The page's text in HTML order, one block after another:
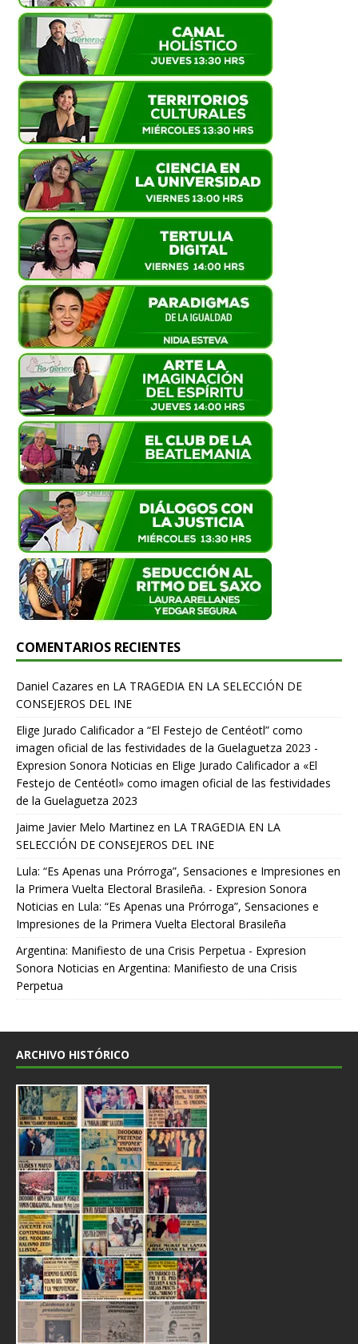
COMENTARIOS RECIENTES
Daniel Cazares en LA TRAGEDIA EN LA SELECCIÓN DE
CONSEJEROS DEL INE
Elige Jurado Calificador a “El Festejo de Centéotl” como
imagen oficial de las festividades de la Guelaguetza 2023 -
Expresion Sonora Noticias en Elige Jurado Calificador a «El
Festejo de Centéotl» como imagen oficial de las festividades
de la Guelaguetza 2023
Jaime Javier Melo Martinez en LA TRAGEDIA EN LA
SELECCIÓN DE CONSEJEROS DEL INE
Lula: “Es Apenas una Prórroga”, Sensaciones e Impresiones en
la Primera Vuelta Electoral Brasileña. - Expresion Sonora
Noticias en Lula: “Es Apenas una Prórroga”, Sensaciones e
Impresiones de la Primera Vuelta Electoral Brasileña
Argentina: Manifiesto de una Crisis Perpetua - Expresion
Sonora Noticias en Argentina: Manifiesto de una Crisis
Perpetua
ARCHIVO HISTÓRICO